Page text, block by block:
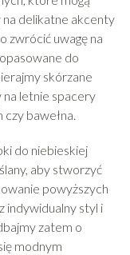
na delikatne akcenty
zwrócić uwagę na
do
skórzane
na letnie spacery
bawełna.
do niebieskiej
aby stworzyć
powyższych
indywidualny styl i
zatem o
modnym